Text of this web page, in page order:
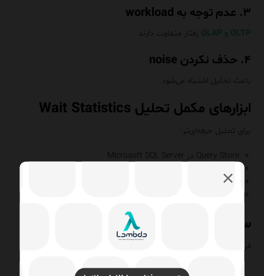
۳. عدم توجه به workload
OLTP و OLAP رفتار متفاوت دارند
۴. حذف نکردن noise
باعث تحلیل اشتباه می‌شود
ابزارهای مکمل تحلیل Wait Statistics
برای تحلیل حرفه‌ای‌تر:
Query Store در Microsoft SQL Server
SQL Server Profiler
سناریوی واقعی DBA ارشد
فرض کنید سیستم شما: